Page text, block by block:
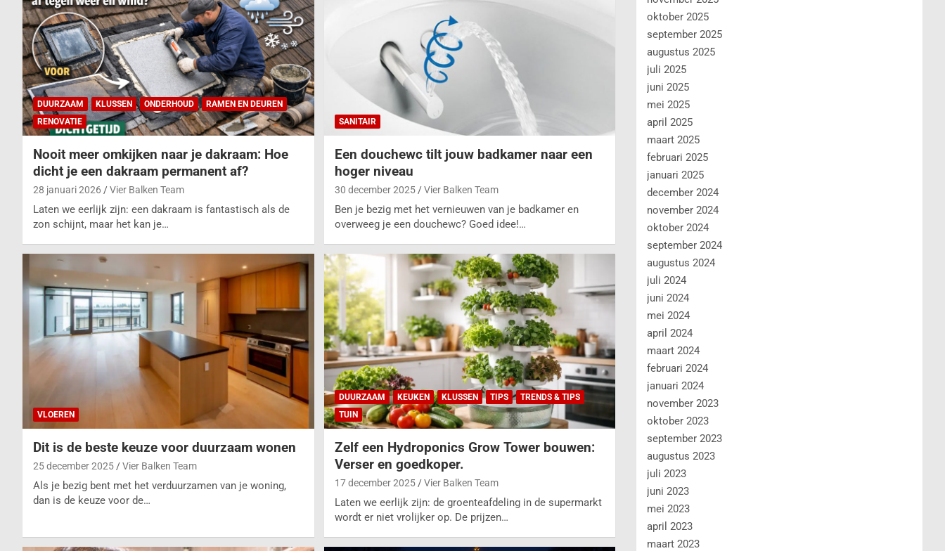
DUURZAAM KLUSSEN ONDERHOUD
RAMEN EN DEUREN
RENOVATIE
Nooit meer omkijken naar je dakraam: Hoe
dicht je een dakraam permanent af?
28 januari 2026 Vier Balken Team
Laten we eerlijk zijn: een dakraam is fantastisch als de
zon schijnt, maar het kan je…
SANITAIR
Een douchewc tilt jouw badkamer naar een
hoger niveau
30 december 2025 Vier Balken Team
Ben je bezig met het vernieuwen van je badkamer en
overweeg je een douchewc? Goed idee!…
VLOEREN
Dit is de beste keuze voor duurzaam wonen
25 december 2025 Vier Balken Team
Als je bezig bent met het verduurzamen van je woning,
dan is de keuze voor de…
DUURZAAM KEUKEN KLUSSEN TIPS
TRENDS & TIPS
TUIN
Zelf een Hydroponics Grow Tower bouwen:
Verser en goedkoper.
17 december 2025 Vier Balken Team
Laten we eerlijk zijn: de groenteafdeling in de supermarkt
wordt er niet vrolijker op. De prijzen…
oktober 2025
september 2025
augustus 2025
juli 2025
juni 2025
mei 2025
april 2025
maart 2025
februari 2025
januari 2025
december 2024
november 2024
oktober 2024
september 2024
augustus 2024
juli 2024
juni 2024
mei 2024
april 2024
maart 2024
februari 2024
januari 2024
november 2023
oktober 2023
september 2023
augustus 2023
juli 2023
juni 2023
mei 2023
april 2023
maart 2023